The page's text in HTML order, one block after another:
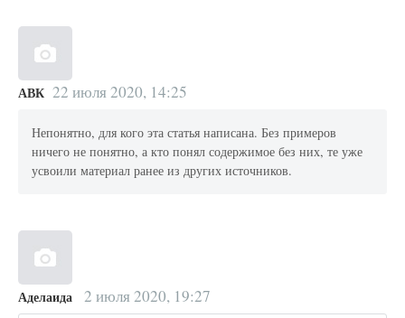
АВК 22 июля 2020, 14:25
Непонятно, для кого эта статья написана. Без примеров
ничего не понятно, а кто понял содержимое без них, те уже
усвоили материал ранее из других источников.
Аделаида 2 июля 2020, 19:27